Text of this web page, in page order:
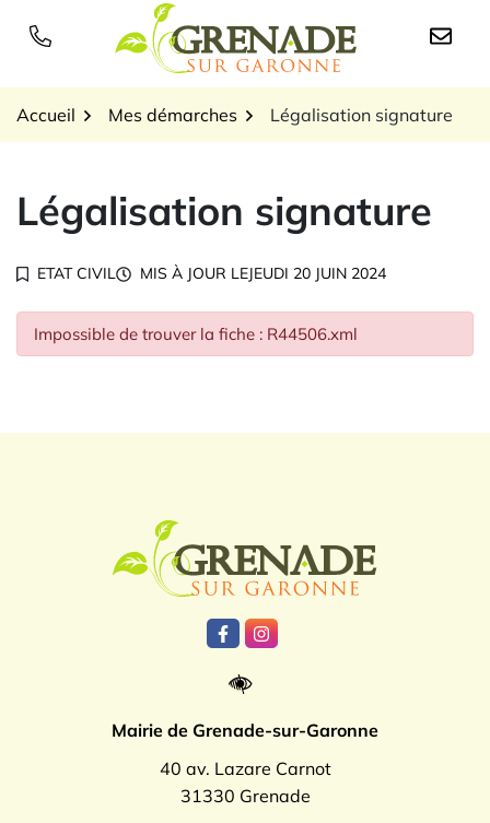
Logo Grenade sur
Accueil Mes démarches Légalisation signature
Légalisation signature
ETAT CIVIL MIS À JOUR LEJEUDI 20 JUIN 2024
Impossible de trouver la fiche : R44506.xml
Lien vers le compte Facebook
Lien vers le compte
Mairie de Grenade-sur-Garonne
40 av. Lazare Carnot
31330 Grenade